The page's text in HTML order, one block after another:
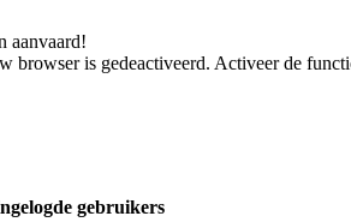
aanvaard!
browser is gedeactiveerd. Activeer de
gebruikers